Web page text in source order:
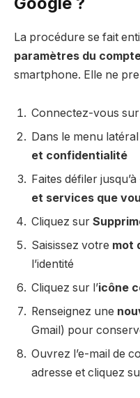
La procédure se fait
paramètres du
smartphone. Elle ne
Connectez-vous sur
Dans le menu
et confidentialité
Faites défiler jusqu’à
et services que
Cliquez sur
Saisissez votre mot
l’identité
Cliquez sur l’icône
Renseignez une
Gmail) pour
Ouvrez l’e-mail de
adresse et cliquez